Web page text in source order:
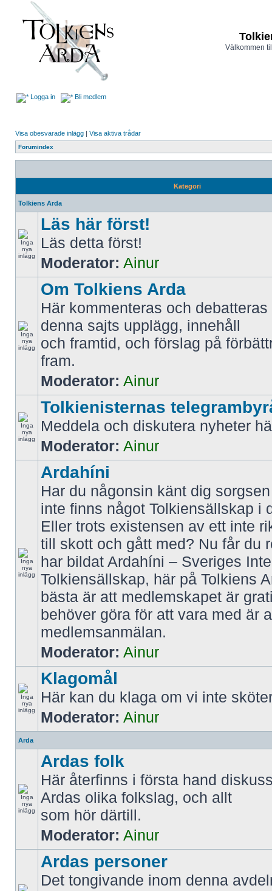
Välkommen
Logga in Bli medlem
Visa obesvarade inlägg | Visa aktiva trådar
Forumindex
Kategori
Tolkiens Arda
Läs här först!
Läs detta först!
Moderator: Ainur
Om Tolkiens Arda
Här kommenteras och
denna sajts upplägg, innehåll
och framtid, och förslag på
fram.
Moderator: Ainur
Tolkienisternas
Meddela och diskutera nyheter
Moderator: Ainur
Ardahíni
Har du någonsin känt dig
inte finns något Tolkiensällskap i
Eller trots existensen av ett inte
till skott och gått med? Nu får du
har bildat Ardahíni – Sveriges
Tolkiensällskap, här på Tolkiens
bästa är att medlemskapet är
behöver göra för att vara med är
medlemsanmälan.
Moderator: Ainur
Klagomål
Här kan du klaga om vi inte
Moderator: Ainur
Arda
Ardas folk
Här återfinns i första hand
Ardas olika folkslag, och allt
som hör därtill.
Moderator: Ainur
Ardas personer
Det tongivande inom denna